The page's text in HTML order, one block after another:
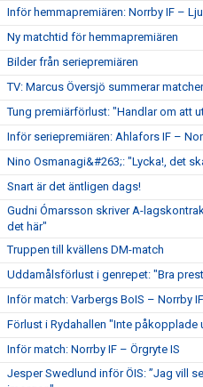
Inför hemmapremiären: Norrby IF –
Ny matchtid för hemmapremiären
Bilder från seriepremiären
TV: Marcus Översjö summerar
Tung premiärförlust: "Handlar om att
Inför seriepremiären: Ahlafors IF –
Nino Osmanagi&#263;: "Lycka!, det
Snart är det äntligen dags!
Gudni Ómarsson skriver A-
det här"
Truppen till kvällens DM-match
Uddamålsförlust i genrepet: "Bra
Inför match: Varbergs BoIS – Norrby IF
Förlust i Rydahallen "Inte påkopplade
Inför match: Norrby IF – Örgryte IS
Jesper Swedlund inför ÖIS: ”Jag vill